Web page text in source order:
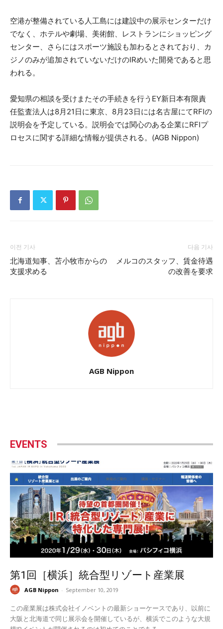
空港が整備されている人工島には建設中の展示センターだけ
でなく、ホテルや劇場、美術館、レストランにショッピング
センター、さらにはスポーツ施設も加わるとされており、カ
ジノのみが追加されていないだけのIRめいた開発であると思
われる。
愛知県の相談を受けまたその手続きを行うEY新日本有限責
任監査法人は8月21日に東京、8月23日には名古屋にてRFIの
説明会を予定している。説明会では関心のある企業にRFIプ
ロセスに関する詳細な情報が提供される。(AGB Nippon)
이전 기사
北海道知事、苫小牧市からの
支援求める
다음 기사
メルコのスタッフ、賃金待遇
の改善を要求
AGB Nippon
EVENTS
第1回［横浜］統合型リゾート産業展
AGB Nippon - September 10, 2019
この産業展は株式会社イノベントの最新ショーケースであり、以前に
大阪と北海道で同じ展示会を開催しているが、横浜でこのような大規